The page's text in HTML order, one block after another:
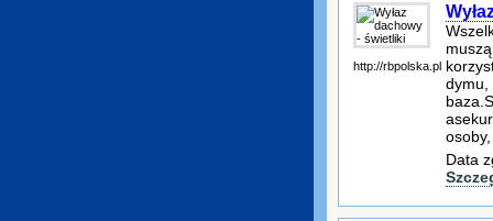
http://rbpolska.pl
dymu,
Data